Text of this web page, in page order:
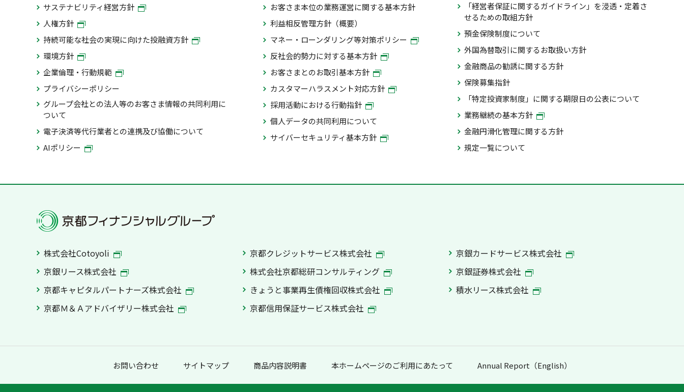
サステナビリティ経営方針
人権方針
持続可能な社会の実現に向けた投融資方針
環境方針
企業倫理・行動規範
プライバシーポリシー
グループ会社との法人等のお客さま情報の共同利用に
ついて
電子決済等代行業者との連携及び協働について
AIポリシー
お客さま本位の業務運営に関する基本方針
利益相反管理方針（概要）
マネー・ローンダリング等対策ポリシー
反社会的勢力に対する基本方針
お客さまとのお取引基本方針
カスタマーハラスメント対応方針
採用活動における行動指針
個人データの共同利用について
サイバーセキュリティ基本方針
「経営者保証に関するガイドライン」を浸透・定着さ
せるための取組方針
預金保険制度について
外国為替取引に関するお取扱い方針
金融商品の勧誘に関する方針
保険募集指針
「特定投資家制度」に関する期限日の公表について
業務継続の基本方針
金融円滑化管理に関する方針
規定一覧について
株式会社Cotoyoli 京都クレジットサービス株式会社
京銀カードサービス株式会社
京銀リース株式会社
株式会社京都総研コンサルティング
京銀証券株式会社
京都キャピタルパートナーズ株式会社
きょうと事業再生債権回収株式会社
積水リース株式会社
京都Ｍ＆Ａアドバイザリー株式会社
京都信用保証サービス株式会社
お問い合わせ サイトマップ 商品内容説明書 本ホームページのご利用にあたって Annual Report（English）